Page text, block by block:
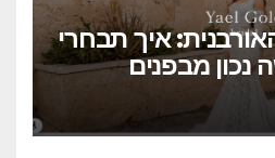
איך תבחרי
מבפנים